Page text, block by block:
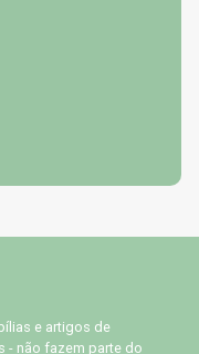
e artigos de
- não fazem parte do